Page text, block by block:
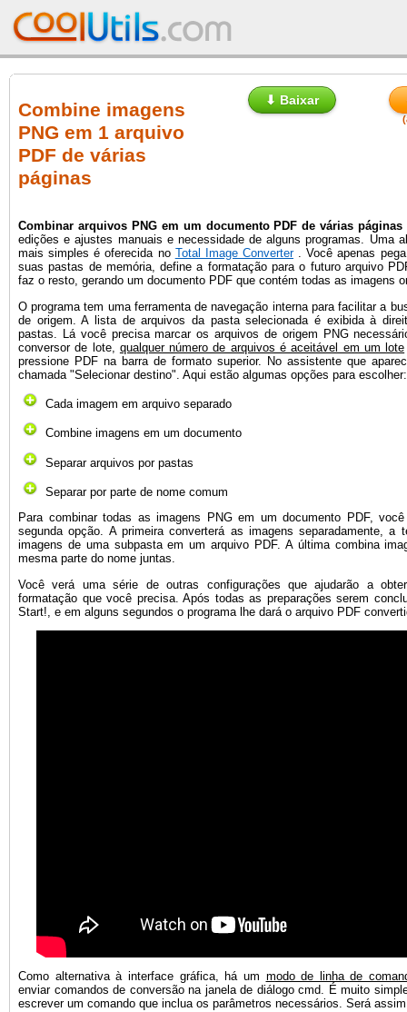
Combine imagens
PNG em 1 arquivo
PDF de várias
páginas
⬇ Baixar
Combinar arquivos PNG em um documento PDF de várias páginas
edições e ajustes manuais e necessidade de alguns programas. Uma
mais simples é oferecida no Total Image Converter. Você apenas
suas pastas de memória, define a formatação para o futuro arquivo
faz o resto, gerando um documento PDF que contém todas as imagens
O programa tem uma ferramenta de navegação interna para facilitar a
de origem. A lista de arquivos da pasta selecionada é exibida à
pastas. Lá você precisa marcar os arquivos de origem PNG
conversor de lote, qualquer número de arquivos é aceitável em um lote
pressione PDF na barra de formato superior. No assistente que
chamada "Selecionar destino". Aqui estão algumas opções para escolher:
Cada imagem em arquivo separado
Combine imagens em um documento
Separar arquivos por pastas
Separar por parte de nome comum
Para combinar todas as imagens PNG em um documento PDF,
segunda opção. A primeira converterá as imagens separadamente, a
imagens de uma subpasta em um arquivo PDF. A última combina
mesma parte do nome juntas.
Você verá uma série de outras configurações que ajudarão a
formatação que você precisa. Após todas as preparações serem
Start!, e em alguns segundos o programa lhe dará o arquivo PDF
Como alternativa à interface gráfica, há um modo de linha de
enviar comandos de conversão na janela de diálogo cmd. É muito
escrever um comando que inclua os parâmetros necessários. Será